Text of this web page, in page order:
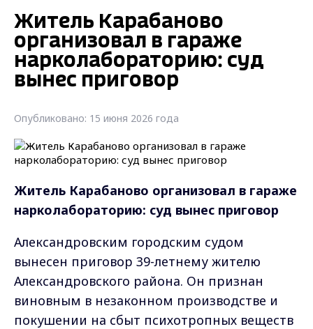
Житель Карабаново
организовал в гараже
нарколабораторию: суд
вынес приговор
Опубликовано: 15 июня 2026 года
Житель Карабаново организовал в гараже
нарколабораторию: суд вынес приговор
Александровским городским судом
вынесен приговор 39-летнему жителю
Александровского района. Он признан
виновным в незаконном производстве и
покушении на сбыт психотропных веществ